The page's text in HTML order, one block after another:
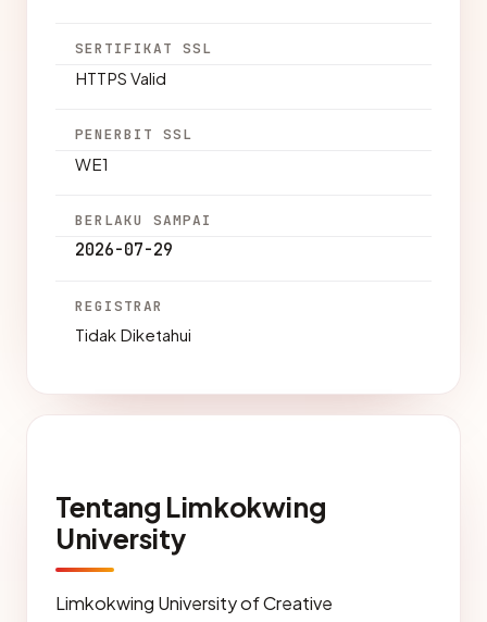
SERTIFIKAT SSL
HTTPS Valid
PENERBIT SSL
WE1
BERLAKU SAMPAI
2026-07-29
REGISTRAR
Tidak Diketahui
Tentang Limkokwing
University
Limkokwing University of Creative